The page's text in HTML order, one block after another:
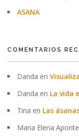
ASANA
COMENTARIOS
Danda en
Danda en La vida
Tina en Las
Maria Elena